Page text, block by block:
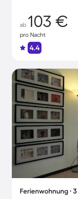
ab 103 €
pro Nacht
4.4
Ferienwohnung ∙